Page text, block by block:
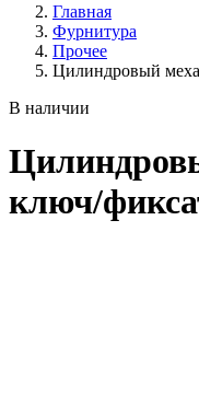
Главная
Фурнитура
Прочее
Цилиндровый
В наличии
ключ/